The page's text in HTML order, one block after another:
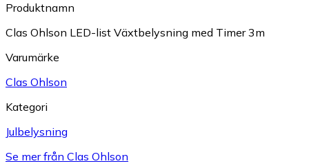
Produktnamn
Clas Ohlson LED-list Växtbelysning med Timer 3m
Varumärke
Clas Ohlson
Kategori
Julbelysning
Se mer från Clas Ohlson